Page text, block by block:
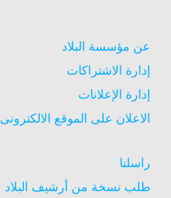
عن مؤسسة البلاد
إدارة الاشتراكات
إدارة الإعلانات
الاعلان على الموقع الالكترونى
راسلنا
طلب نسخة من أرشيف البلاد